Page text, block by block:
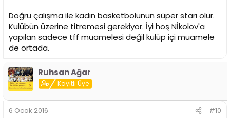
Doğru çalışma ile kadın basketbolunun süper starı olur.
Kulübün üzerine titremesi gerekiyor. İyi hoş Nİkolov'a
yapılan sadece tff muamelesi değil kulüp içi muamele
de ortada.
Ruhsan Ağar
Kayıtlı Üye
6 Ocak 2016 #10